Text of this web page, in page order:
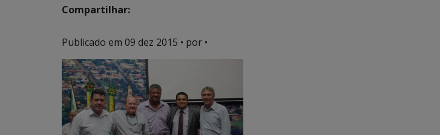
Compartilhar:
Publicado em 09 dez 2015 • por •